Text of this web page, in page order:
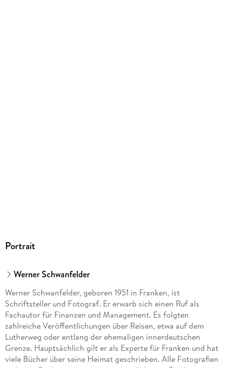
Portrait
Werner Schwanfelder
Werner Schwanfelder, geboren 1951 in Franken, ist
Schriftsteller und Fotograf. Er erwarb sich einen Ruf als
Fachautor für Finanzen und Management. Es folgten
zahlreiche Veröffentlichungen über Reisen, etwa auf dem
Lutherweg oder entlang der ehemaligen innerdeutschen
Grenze. Hauptsächlich gilt er als Experte für Franken und hat
viele Bücher über seine Heimat geschrieben. Alle Fotografien
in diesen Büchern stammen von ihm. In letzter Zeit hat er